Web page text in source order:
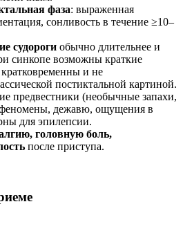
фаза: выраженная
сонливость в течение ≥10–
судороги обычно длительнее и
синкопе возможны краткие
и не
постиктальной картиной.
предвестники (необычные запахи,
дежавю, ощущения в
для эпилепсии.
головную боль,
после приступа.